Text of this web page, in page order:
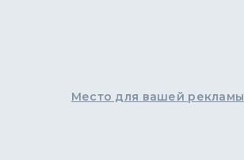
Место для вашей рекламы